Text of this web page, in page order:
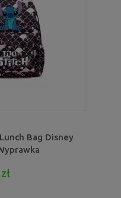
Bag Disney